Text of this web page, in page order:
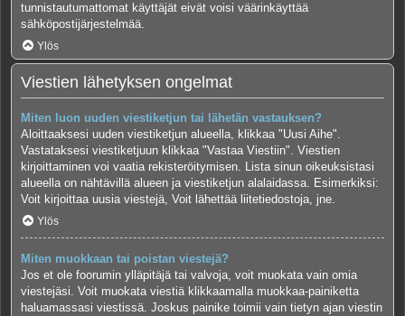
tunnistautumattomat käyttäjät eivät voisi väärinkäyttää
sähköpostijärjestelmää.
Ylös
Viestien lähetyksen ongelmat
Miten luon uuden viestiketjun tai lähetän vastauksen?
Aloittaaksesi uuden viestiketjun alueella, klikkaa "Uusi Aihe".
Vastataksesi viestiketjuun klikkaa "Vastaa Viestiin". Viestien
kirjoittaminen voi vaatia rekisteröitymisen. Lista sinun oikeuksistasi
alueella on nähtävillä alueen ja viestiketjun alalaidassa. Esimerkiksi:
Voit kirjoittaa uusia viestejä, Voit lähettää liitetiedostoja, jne.
Ylös
Miten muokkaan tai poistan viestejä?
Jos et ole foorumin ylläpitäjä tai valvoja, voit muokata vain omia
viestejäsi. Voit muokata viestiä klikkaamalla muokkaa-painiketta
haluamassasi viestissä. Joskus painike toimii vain tietyn ajan viestin